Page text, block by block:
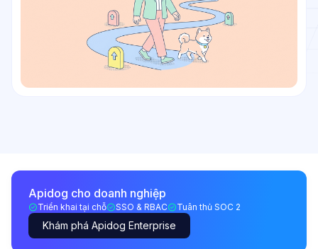
Apidog cho doanh nghiệp
Triển khai tại chỗ SSO & RBAC Tuân thủ SOC 2
Khám phá Apidog Enterprise